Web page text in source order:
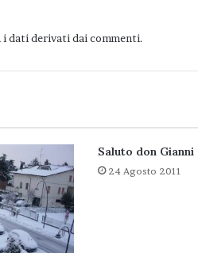
dati derivati dai commenti.
Saluto don Gianni
24 Agosto 2011